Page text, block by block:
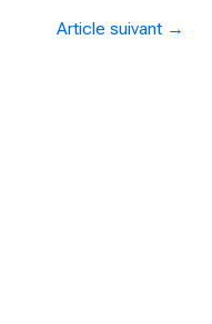
Article suivant →